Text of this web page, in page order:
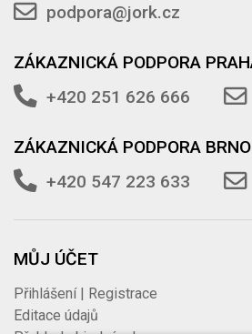
podpora@jork.cz
ZÁKAZNICKÁ PODPORA
+420 251 626 666
ZÁKAZNICKÁ PODPORA BRNO
+420 547 223 633
MŮJ ÚČET
Přihlášení | Registrace
Editace údajů